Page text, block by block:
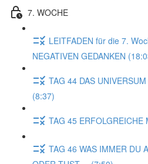
7. WOCHE
LEITFADEN für die 7.
NEGATIVEN GEDANKEN
TAG 44 DAS
(8:37)
TAG 45 ERFOLGREICHE
TAG 46 WAS IMMER DU